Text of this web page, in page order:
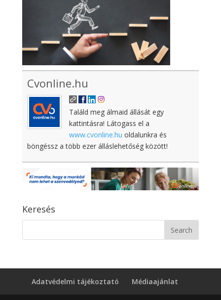
Cvonline.hu
Találd meg álmaid állását egy
kattintásra! Látogass el a
www.cvonline.hu oldalunkra és
böngéssz a több ezer álláslehetőség között!
Keresés
Adatvédelmi tájékoztató Médiaajánlat